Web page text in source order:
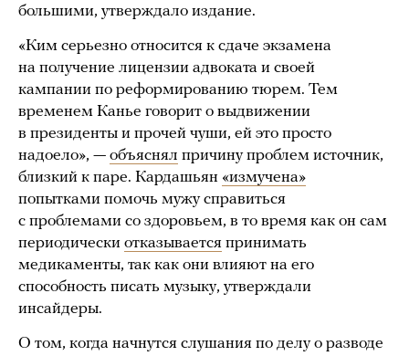
большими, утверждало издание.
«Ким серьезно относится к сдаче экзамена
на получение лицензии адвоката и своей
кампании по реформированию тюрем. Тем
временем Канье говорит о выдвижении
в президенты и прочей чуши, ей это просто
надоело», — объяснял причину проблем источник,
близкий к паре. Кардашьян «измучена»
попытками помочь мужу cправиться
с проблемами со здоровьем, в то время как он сам
периодически отказывается принимать
медикаменты, так как они влияют на его
способность писать музыку, утверждали
инсайдеры.
О том, когда начнутся слушания по делу о разводе